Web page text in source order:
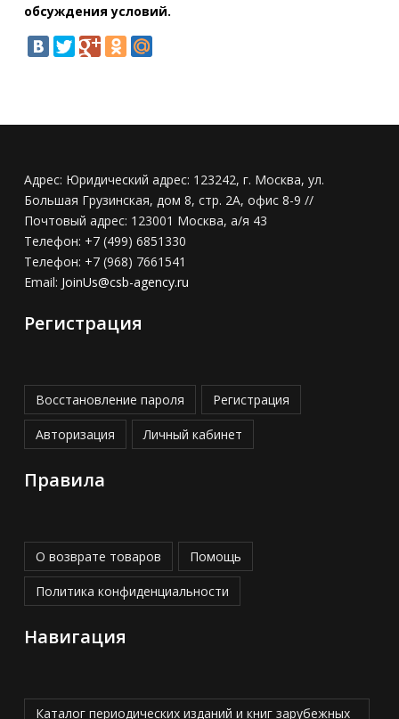
обсуждения условий.
Адрес: Юридический адрес: 123242, г. Москва, ул.
Большая Грузинская, дом 8, стр. 2А, офис 8-9 //
Почтовый адрес: 123001 Москва, а/я 43
Телефон: +7 (499) 6851330
Телефон: +7 (968) 7661541
Email: JoinUs@csb-agency.ru
Регистрация
Восстановление пароля Регистрация
Авторизация Личный кабинет
Правила
О возврате товаров Помощь
Политика конфиденциальности
Навигация
Каталог периодических изданий и книг зарубежных